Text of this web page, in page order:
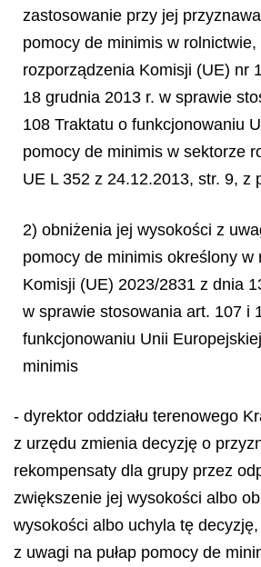
zastosowanie przy jej
pomocy de minimis w
rozporządzenia Komisji (UE) nr
18 grudnia 2013 r. w sprawie
108 Traktatu o funkcjonowaniu
pomocy de minimis w sektorze
UE L 352 z 24.12.2013, str. 9, z
2) obniżenia jej wysokości z
pomocy de minimis określony w
Komisji (UE) 2023/2831 z dnia
w sprawie stosowania art. 107 i
funkcjonowaniu Unii
minimis
- dyrektor oddziału terenowego
z urzędu zmienia decyzję o
rekompensaty dla grupy przez
zwiększenie jej wysokości albo
wysokości albo uchyla tę
z uwagi na pułap pomocy de